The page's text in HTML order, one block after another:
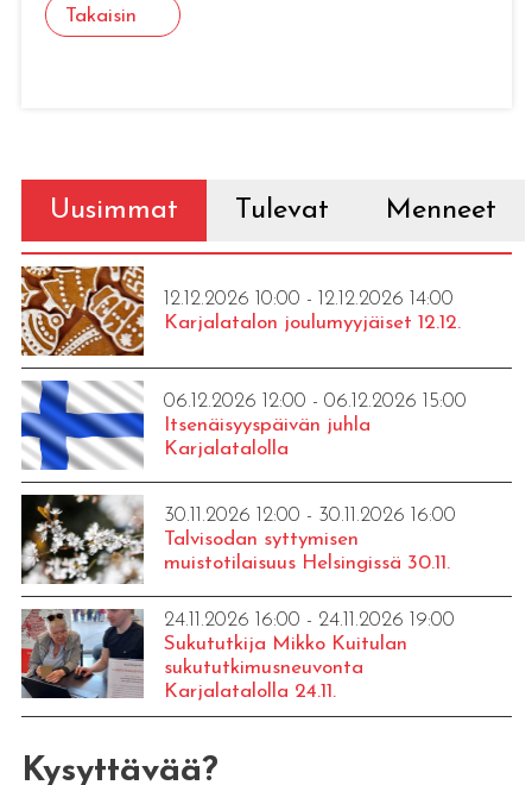
Takaisin
Uusimmat Tulevat Menneet
12.12.2026 10:00 - 12.12.2026 14:00
Karjalatalon joulumyyjäiset 12.12.
06.12.2026 12:00 - 06.12.2026 15:00
Itsenäisyyspäivän juhla
Karjalatalolla
30.11.2026 12:00 - 30.11.2026 16:00
Talvisodan syttymisen
muistotilaisuus Helsingissä 30.11.
24.11.2026 16:00 - 24.11.2026 19:00
Sukututkija Mikko Kuitulan
sukututkimusneuvonta
Karjalatalolla 24.11.
Kysyttävää?